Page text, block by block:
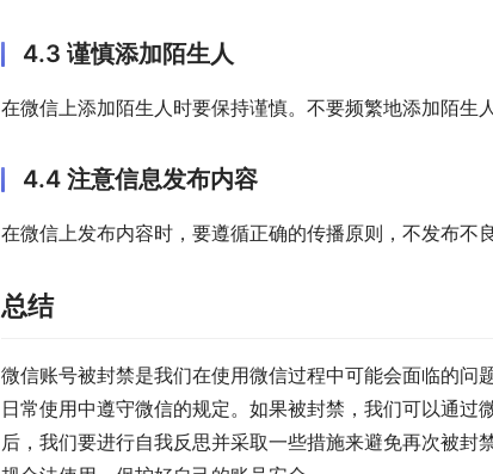
4.3 谨慎添加陌生人
在微信上添加陌生人时要保持谨慎。不要频繁地添加陌生
4.4 注意信息发布内容
在微信上发布内容时，要遵循正确的传播原则，不发布不
总结
微信账号被封禁是我们在使用微信过程中可能会面临的
日常使用中遵守微信的规定。如果被封禁，我们可以通
后，我们要进行自我反思并采取一些措施来避免再次被